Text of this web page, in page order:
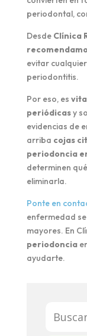
periodontal,
Desde Clínica
evitar
periodontitis.
Por eso, es
periódicasy
evidencias de
arriba cojas
periodoncia
determinen
eliminarla.
Ponte en
enfermedad
mayores. En
periodoncia
ayudarte.